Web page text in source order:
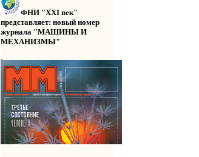
ФНИ "XXI век"
представляет: новый номер
журнала "МАШИНЫ И
МЕХАНИЗМЫ"